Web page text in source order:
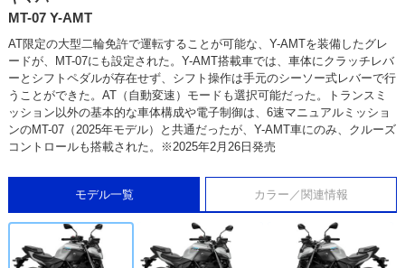
MT-07 Y-AMT
AT限定の大型二輪免許で運転することが可能な、Y-AMTを装備したグレ
ードが、MT-07にも設定された。Y-AMT搭載車では、車体にクラッチレバ
ーとシフトペダルが存在せず、シフト操作は手元のシーソー式レバーで行
うことができた。AT（自動変速）モードも選択可能だった。トランスミ
ッション以外の基本的な車体構成や電子制御は、6速マニュアルミッショ
ンのMT-07（2025年モデル）と共通だったが、Y-AMT車にのみ、クルーズ
コントロールも搭載された。※2025年2月26日発売
モデル一覧 カラー／関連情報